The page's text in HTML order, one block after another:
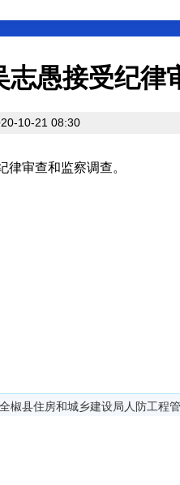
愚接受纪律
10-21 08:30
审查和监察调查。
全椒县住房和城乡建设局人防工程